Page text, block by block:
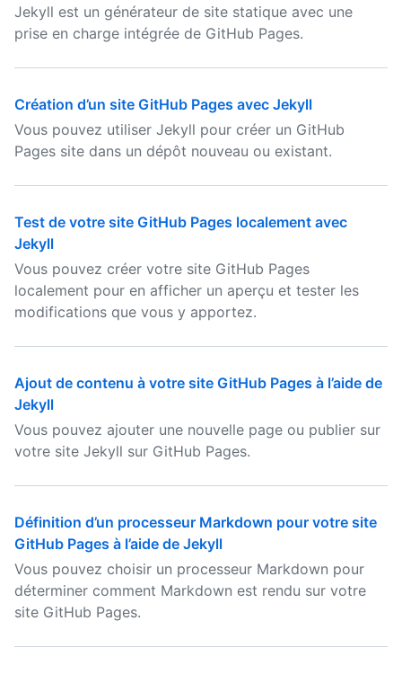
Jekyll est un générateur de site statique avec une
prise en charge intégrée de GitHub Pages.
Création d’un site GitHub Pages avec Jekyll
Vous pouvez utiliser Jekyll pour créer un GitHub
Pages site dans un dépôt nouveau ou existant.
Test de votre site GitHub Pages localement avec
Jekyll
Vous pouvez créer votre site GitHub Pages
localement pour en afficher un aperçu et tester les
modifications que vous y apportez.
Ajout de contenu à votre site GitHub Pages à l’aide de
Jekyll
Vous pouvez ajouter une nouvelle page ou publier sur
votre site Jekyll sur GitHub Pages.
Définition d’un processeur Markdown pour votre site
GitHub Pages à l’aide de Jekyll
Vous pouvez choisir un processeur Markdown pour
déterminer comment Markdown est rendu sur votre
site GitHub Pages.